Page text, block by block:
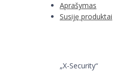
Aprašymas
Susiję produktai
„X-Security“